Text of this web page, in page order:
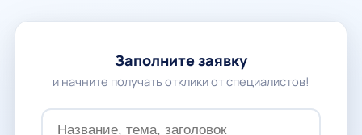
Заполните заявку
и начните получать отклики от специалистов!